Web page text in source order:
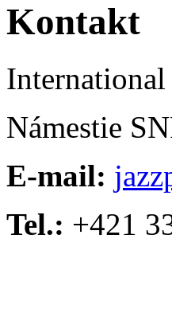
Kontakt
International
Námestie
E-mail:
Tel.: +421